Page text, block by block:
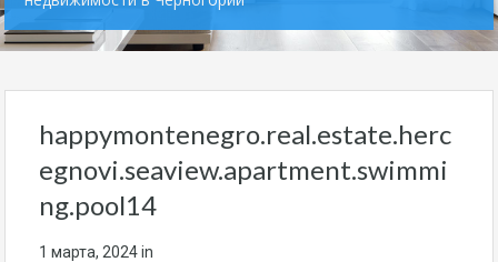
happymontenegro.real.estate.herc
egnovi.seaview.apartment.swimmi
ng.pool14
1 марта, 2024in